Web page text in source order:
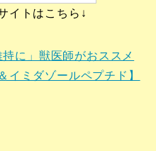
イトはこちら↓
に」獣医師がおススメ
ミダゾールペプチド】